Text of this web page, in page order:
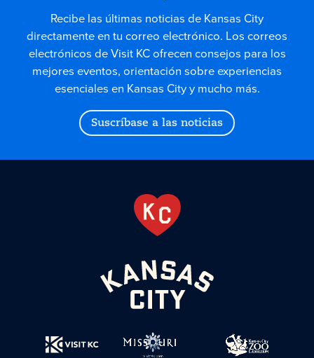
Recibe las últimas noticias de Kansas City
directamente en tu correo electrónico. Los correos
electrónicos de Visit KC ofrecen consejos para los
mejores eventos, orientación sobre experiencias
esenciales en Kansas City y mucho más.
Suscríbase a las noticias